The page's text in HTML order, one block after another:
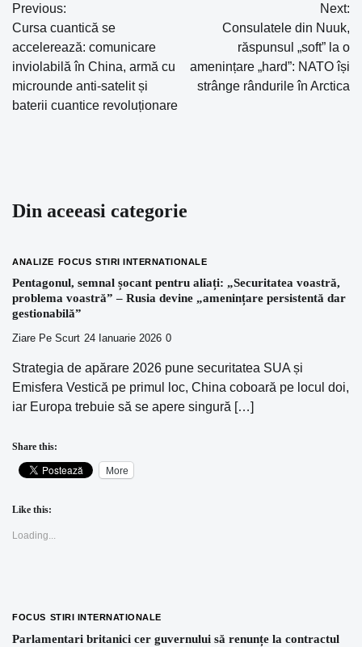
Navigare
în
articole
Previous:
Cursa cuantică se
accelerează: comunicare
inviolabilă în China, armă cu
microunde anti-satelit și
baterii cuantice revoluționare
Next:
Consulatele din Nuuk,
răspunsul „soft” la o
amenințare „hard”: NATO își
strânge rândurile în Arctica
Din aceeasi categorie
ANALIZE FOCUS STIRI INTERNATIONALE
Pentagonul, semnal șocant pentru aliați: „Securitatea voastră,
problema voastră” – Rusia devine „amenințare persistentă dar
gestionabilă”
Ziare Pe Scurt 24 Ianuarie 2026 0
Strategia de apărare 2026 pune securitatea SUA și
Emisfera Vestică pe primul loc, China coboară pe locul doi,
iar Europa trebuie să se apere singură […]
Share this:
More
Like this:
Loading...
FOCUS STIRI INTERNATIONALE
Parlamentari britanici cer guvernului să renunțe la contractul